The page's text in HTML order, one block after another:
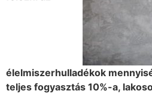
élelmiszerhulladékok
teljes fogyasztás 10%-a,